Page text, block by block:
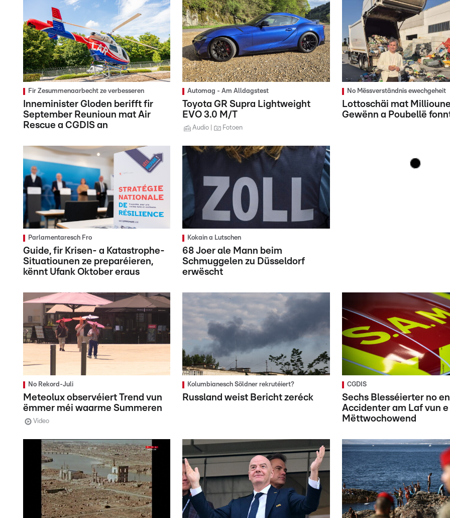
Fir Zesummenaarbecht ze verbesseren
Inneminister Gloden berifft fir
September Reunioun mat Air
Rescue a CGDIS an
Automag - Am Alldagstest
Toyota GR Supra Lightweight
EVO 3.0 M/T
Audio Fotoen
No Mëssverständnis ewechgeheit
Lottoschäi mat
Gewënn a Poubellë
Parlamentaresch Fro
Guide, fir Krisen- a Katastrophe-
Situatiounen ze preparéieren,
kënnt Ufank Oktober eraus
Kokain a Lutschen
68 Joer ale Mann beim
Schmuggelen zu Düsseldorf
erwëscht
No Rekord-Juli
Meteolux observéiert Trend vun
ëmmer méi waarme Summeren
Video
Kolumbianesch Söldner rekrutéiert?
Russland weist Bericht zeréck
CGDIS
Sechs Blesséierter no
Accidenter am Laf vun e
Mëttwochowend